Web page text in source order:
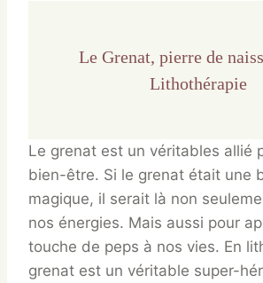
Le Grenat, pierre de
Lithothérapie
Le grenat est un véritables allié
bien-être. Si le grenat était une
magique, il serait là non
nos énergies. Mais aussi pour
touche de peps à nos vies. En
grenat est un véritable super-